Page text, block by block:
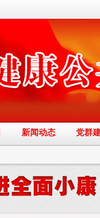
新闻动态 党群